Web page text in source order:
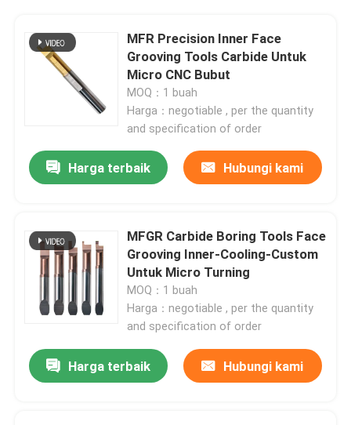
MFR Precision Inner Face
Grooving Tools Carbide Untuk
Micro CNC Bubut
MOQ：1 buah
Harga：negotiable , per the quantity
and specification of order
Harga terbaik Hubungi kami
MFGR Carbide Boring Tools Face
Grooving Inner-Cooling-Custom
Untuk Micro Turning
MOQ：1 buah
Harga：negotiable , per the quantity
and specification of order
Harga terbaik Hubungi kami